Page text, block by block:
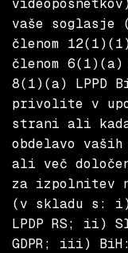
vaše
členom
členom
8(1)(a) LPPD
privolite v
strani ali
obdelavo vaših
ali več
za izpolnitev
(v skladu s:
LPDP RS; ii)
GDPR; iii)